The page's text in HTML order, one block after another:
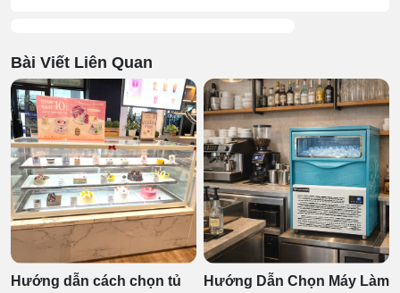
Bài Viết Liên Quan
Hướng dẫn cách chọn tủ
Hướng Dẫn Chọn Máy Làm